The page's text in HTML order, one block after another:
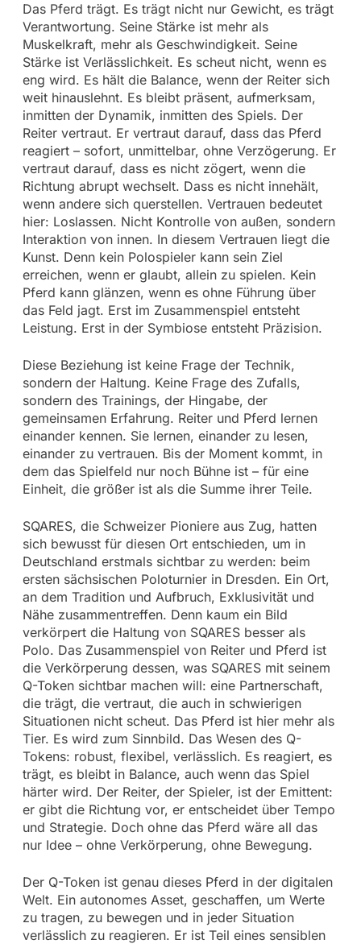
Das Pferd trägt. Es trägt nicht nur Gewicht, es trägt
Verantwortung. Seine Stärke ist mehr als
Muskelkraft, mehr als Geschwindigkeit. Seine
Stärke ist Verlässlichkeit. Es scheut nicht, wenn es
eng wird. Es hält die Balance, wenn der Reiter sich
weit hinauslehnt. Es bleibt präsent, aufmerksam,
inmitten der Dynamik, inmitten des Spiels. Der
Reiter vertraut. Er vertraut darauf, dass das Pferd
reagiert – sofort, unmittelbar, ohne Verzögerung. Er
vertraut darauf, dass es nicht zögert, wenn die
Richtung abrupt wechselt. Dass es nicht innehält,
wenn andere sich querstellen. Vertrauen bedeutet
hier: Loslassen. Nicht Kontrolle von außen, sondern
Interaktion von innen. In diesem Vertrauen liegt die
Kunst. Denn kein Polospieler kann sein Ziel
erreichen, wenn er glaubt, allein zu spielen. Kein
Pferd kann glänzen, wenn es ohne Führung über
das Feld jagt. Erst im Zusammenspiel entsteht
Leistung. Erst in der Symbiose entsteht Präzision.
Diese Beziehung ist keine Frage der Technik,
sondern der Haltung. Keine Frage des Zufalls,
sondern des Trainings, der Hingabe, der
gemeinsamen Erfahrung. Reiter und Pferd lernen
einander kennen. Sie lernen, einander zu lesen,
einander zu vertrauen. Bis der Moment kommt, in
dem das Spielfeld nur noch Bühne ist – für eine
Einheit, die größer ist als die Summe ihrer Teile.
SQARES, die Schweizer Pioniere aus Zug, hatten
sich bewusst für diesen Ort entschieden, um in
Deutschland erstmals sichtbar zu werden: beim
ersten sächsischen Poloturnier in Dresden. Ein Ort,
an dem Tradition und Aufbruch, Exklusivität und
Nähe zusammentreffen. Denn kaum ein Bild
verkörpert die Haltung von SQARES besser als
Polo. Das Zusammenspiel von Reiter und Pferd ist
die Verkörperung dessen, was SQARES mit seinem
Q-Token sichtbar machen will: eine Partnerschaft,
die trägt, die vertraut, die auch in schwierigen
Situationen nicht scheut. Das Pferd ist hier mehr als
Tier. Es wird zum Sinnbild. Das Wesen des Q-
Tokens: robust, flexibel, verlässlich. Es reagiert, es
trägt, es bleibt in Balance, auch wenn das Spiel
härter wird. Der Reiter, der Spieler, ist der Emittent:
er gibt die Richtung vor, er entscheidet über Tempo
und Strategie. Doch ohne das Pferd wäre all das
nur Idee – ohne Verkörperung, ohne Bewegung.
Der Q-Token ist genau dieses Pferd in der digitalen
Welt. Ein autonomes Asset, geschaffen, um Werte
zu tragen, zu bewegen und in jeder Situation
verlässlich zu reagieren. Er ist Teil eines sensiblen